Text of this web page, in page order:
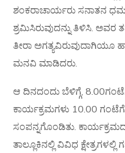
ಶಂಕರಾಚಾರ್ಯರು ಸನಾತನ
ಶ್ರಮಿಸಿರುವುದನ್ನು ತಿಳಿಸಿ. ಅವರ
ತೀರಾ ಅಗತ್ಯವಿರುವುದಾಗಿಯೂ
ಮನವಿ ಮಾಡಿದರು.
ಆ ದಿನದಂದು ಬೆಳಿಗ್ಗೆ,
ಕಾರ್ಯಕ್ರಮಗಳು 10.00
ಸಂಪನ್ನಗೊಂಡಿತು.
ತಾಲ್ಲೂಕಿನಲ್ಲಿ ವಿವಿಧ